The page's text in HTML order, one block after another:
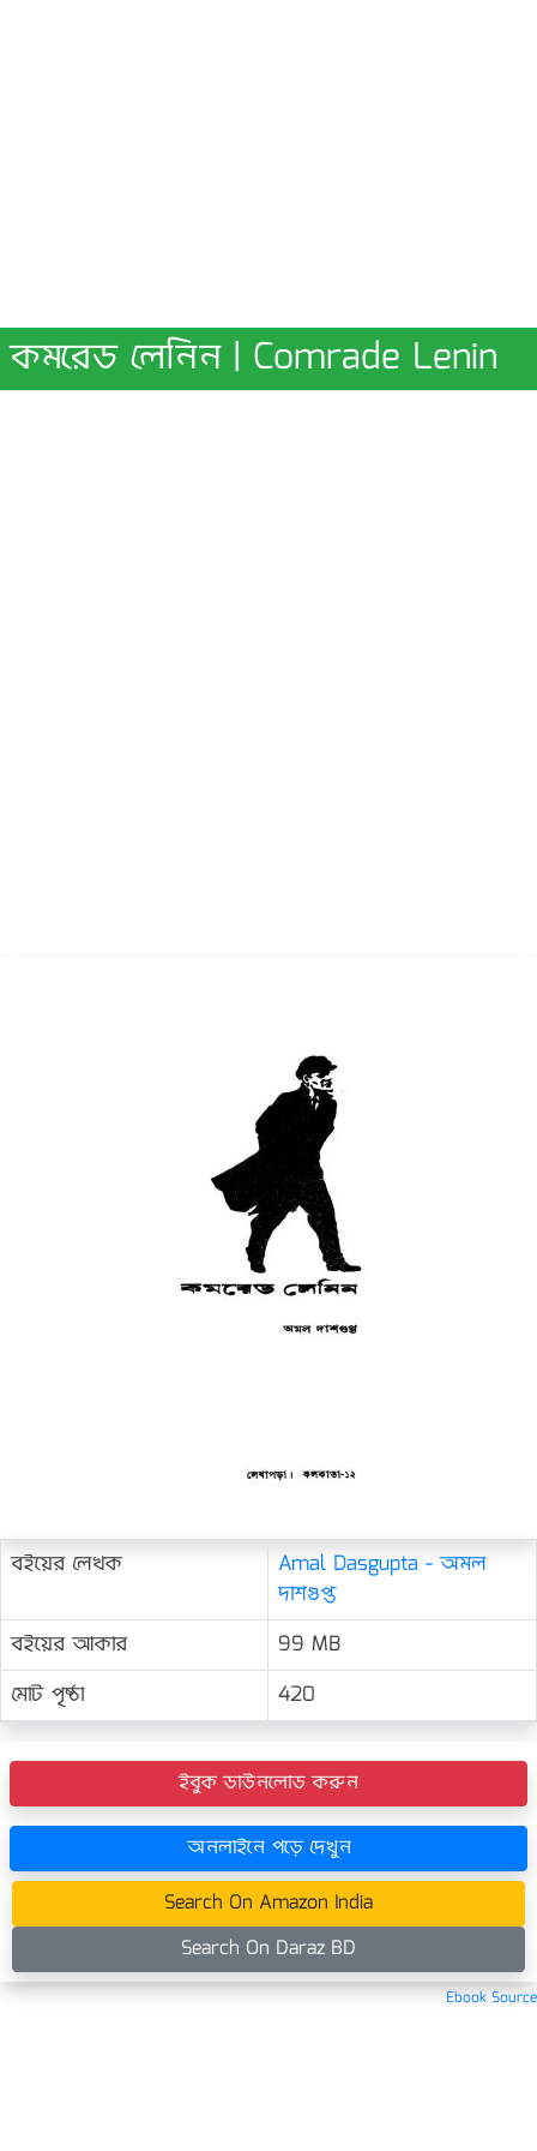
কমরেড লেনিন | Comrade Lenin
বইয়ের লেখক
Amal Dasgupta - অমল
দাশগুপ্ত
বইয়ের আকার
99 MB
মোট পৃষ্ঠা
420
ইবুক ডাউনলোড করুন
অনলাইনে পড়ে দেখুন
Search On Amazon India
Search On Daraz BD
Ebook Source